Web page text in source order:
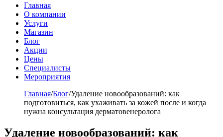
Главная
О компании
Услуги
Магазин
Блог
Акции
Цены
Специалисты
Мероприятия
Главная/Блог/Удаление новообразований: как
подготовиться, как ухаживать за кожей после и когда
нужна консультация дерматовенеролога
Удаление новообразований: как